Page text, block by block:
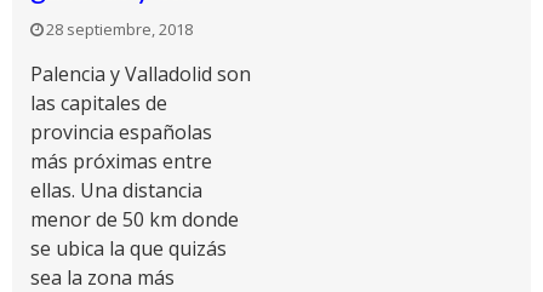
28 septiembre, 2018
Palencia y Valladolid son
las capitales de
provincia españolas
más próximas entre
ellas. Una distancia
menor de 50 km donde
se ubica la que quizás
sea la zona más